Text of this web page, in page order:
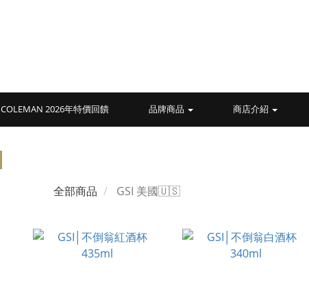
COLEMAN 2026年特價回饋 品牌商品 商店介紹
全部商品 GSI 美國🇺🇸